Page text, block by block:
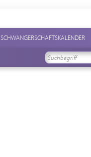
SCHWANGERSCHAFTSKALENDER